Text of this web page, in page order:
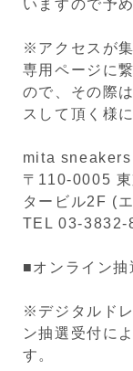
いますので予
※アクセスが
専用ページに
ので、その際
スして頂く様
mita sneakers
〒110-0005
タービル2F (
TEL 03-3832-
■オンライン
※デジタルド
ン抽選受付に
す。